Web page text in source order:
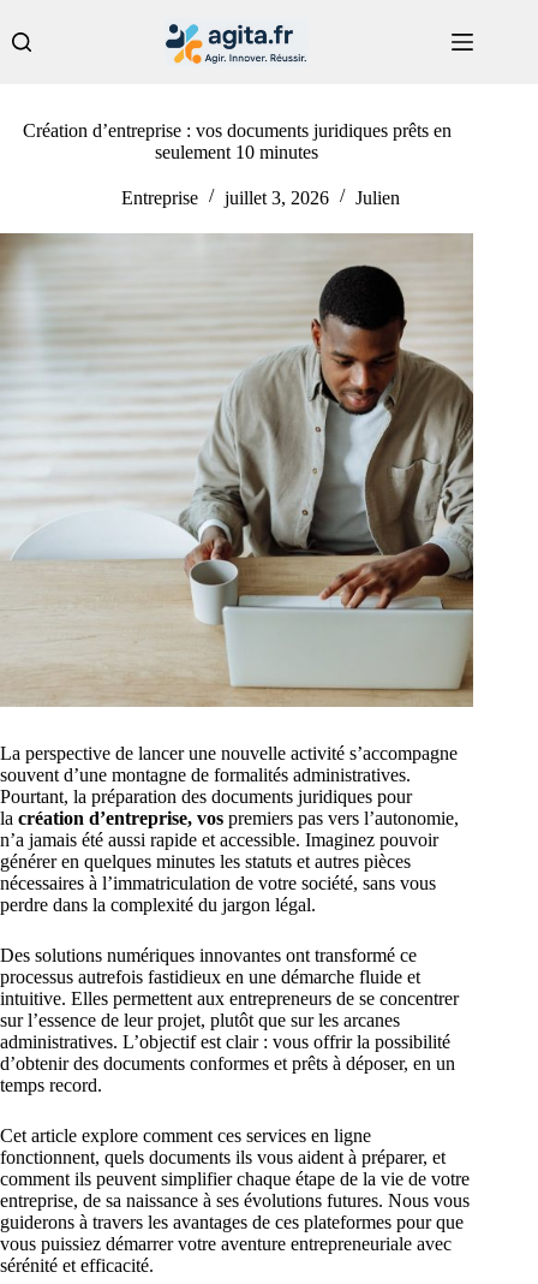
au
contenu
Création d’entreprise : vos documents juridiques prêts en
seulement 10 minutes
Entreprise juillet 3, 2026 Julien
La perspective de lancer une nouvelle activité s’accompagne
souvent d’une montagne de formalités administratives.
Pourtant, la préparation des documents juridiques pour
la création d’entreprise, vos premiers pas vers l’autonomie,
n’a jamais été aussi rapide et accessible. Imaginez pouvoir
générer en quelques minutes les statuts et autres pièces
nécessaires à l’immatriculation de votre société, sans vous
perdre dans la complexité du jargon légal.
Des solutions numériques innovantes ont transformé ce
processus autrefois fastidieux en une démarche fluide et
intuitive. Elles permettent aux entrepreneurs de se concentrer
sur l’essence de leur projet, plutôt que sur les arcanes
administratives. L’objectif est clair : vous offrir la possibilité
d’obtenir des documents conformes et prêts à déposer, en un
temps record.
Cet article explore comment ces services en ligne
fonctionnent, quels documents ils vous aident à préparer, et
comment ils peuvent simplifier chaque étape de la vie de votre
entreprise, de sa naissance à ses évolutions futures. Nous vous
guiderons à travers les avantages de ces plateformes pour que
vous puissiez démarrer votre aventure entrepreneuriale avec
sérénité et efficacité.